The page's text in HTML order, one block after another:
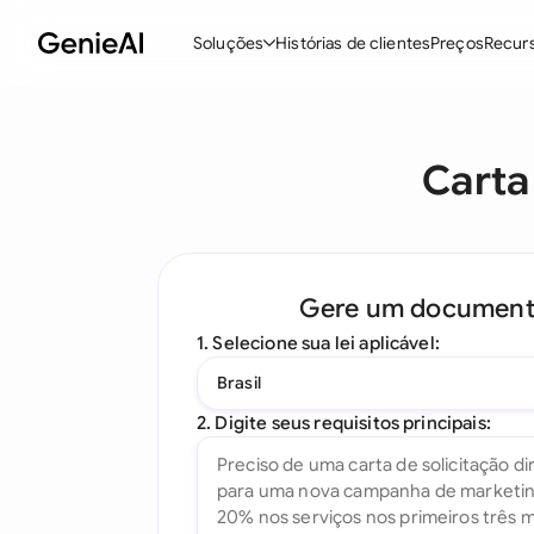
Soluções
Pergunte ao seu Documento
Todos os recursos
Histórias de clientesPreços
Gere um
1. Selecione sua lei aplicável:
Brasil
2. Digite seus requisitos principais: